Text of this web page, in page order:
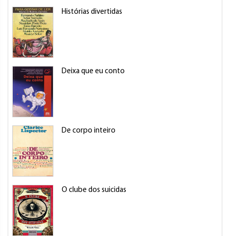
Histórias divertidas
Deixa que eu conto
De corpo inteiro
O clube dos suicidas